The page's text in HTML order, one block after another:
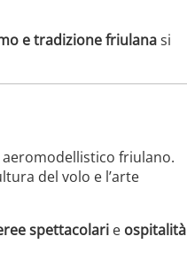
e tradizione friulanasi
friulano.
del volo e l’arte
spettacolari e ospitalità